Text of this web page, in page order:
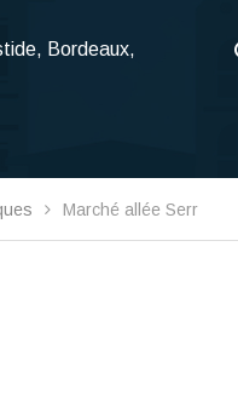
Bordeaux,
Marché allée Serr